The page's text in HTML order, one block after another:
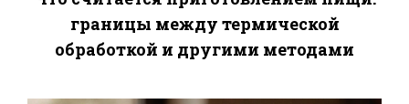
границы между термической
обработкой и другими методами